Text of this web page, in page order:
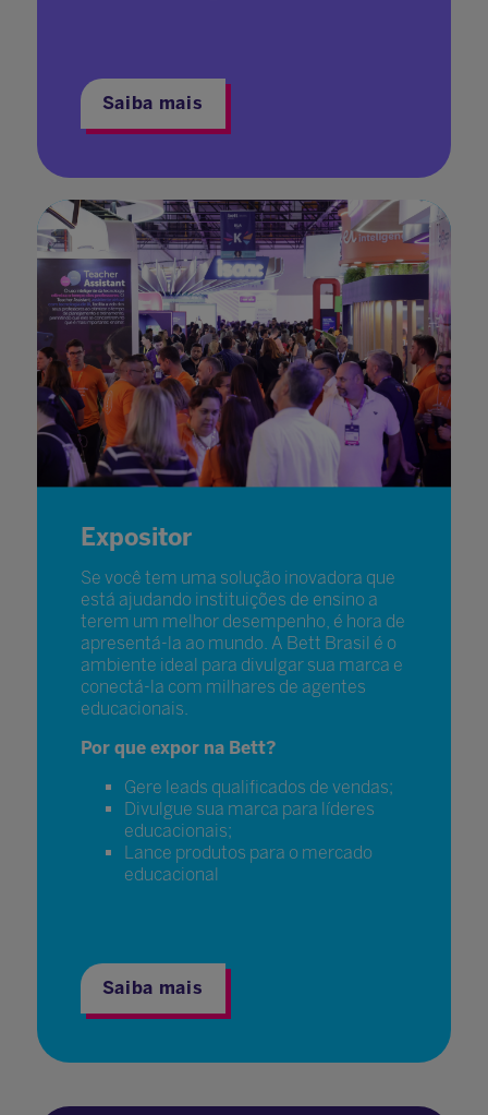
Saiba mais
Expositor
Se você tem uma solução inovadora que
está ajudando instituições de ensino a
terem um melhor desempenho, é hora de
apresentá-la ao mundo. A Bett Brasil é o
ambiente ideal para divulgar sua marca e
conectá-la com milhares de agentes
educacionais.
Por que expor na Bett?
Gere leads qualificados de vendas;
Divulgue sua marca para líderes
educacionais;
Lance produtos para o mercado
educacional
Saiba mais